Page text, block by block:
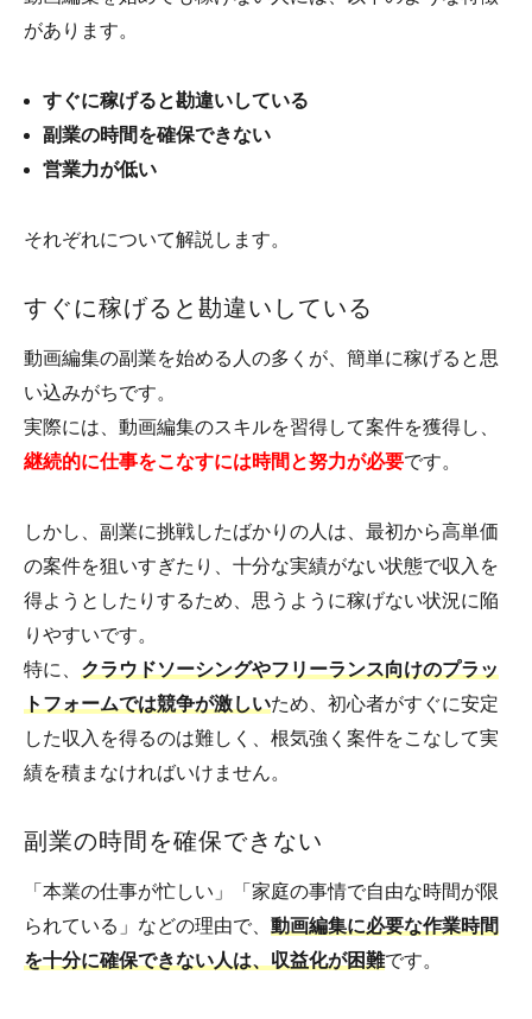
があります。
すぐに稼げると勘違いしている
副業の時間を確保できない
営業力が低い
それぞれについて解説します。
すぐに稼げると勘違いしている
動画編集の副業を始める人の多くが、簡単に稼げると思
い込みがちです。
実際には、動画編集のスキルを習得して案件を獲得し、
継続的に仕事をこなすには時間と努力が必要です。
しかし、副業に挑戦したばかりの人は、最初から高単価
の案件を狙いすぎたり、十分な実績がない状態で収入を
得ようとしたりするため、思うように稼げない状況に陥
りやすいです。
特に、 クラウドソーシングやフリーランス向けのプラッ
トフォームでは競争が激しいため、初心者がすぐに安定
した収入を得るのは難しく、根気強く案件をこなして実
績を積まなければいけません。
副業の時間を確保できない
「本業の仕事が忙しい」「家庭の事情で自由な時間が限
られている」などの理由で、 動画編集に必要な作業時間
を十分に確保できない人は、収益化が困難です。